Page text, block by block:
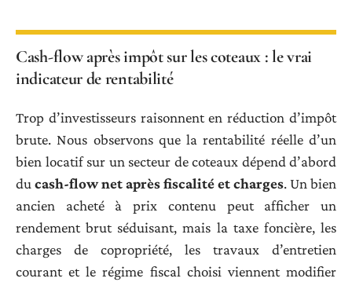
Cash-flow après impôt sur les coteaux : le vrai
indicateur de rentabilité
Trop d’investisseurs raisonnent en réduction d’impôt
brute. Nous observons que la rentabilité réelle d’un
bien locatif sur un secteur de coteaux dépend d’abord
ducash-flow net après fiscalité et charges. Un bien
ancien acheté à prix contenu peut afficher un
rendement brut séduisant, mais la taxe foncière, les
charges de copropriété, les travaux d’entretien
courant et le régime fiscal choisi viennent modifier